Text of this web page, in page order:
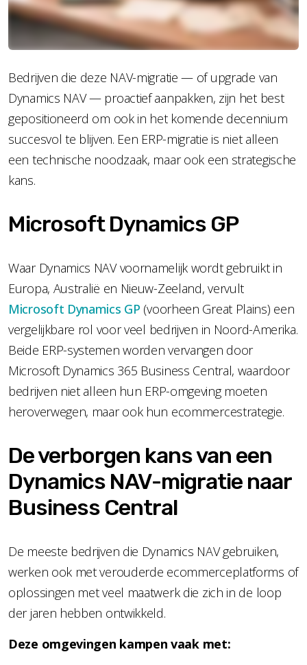
Bedrijven die deze NAV-migratie — of upgrade van
Dynamics NAV — proactief aanpakken, zijn het best
gepositioneerd om ook in het komende decennium
succesvol te blijven. Een ERP-migratie is niet alleen
een technische noodzaak, maar ook een strategische
kans.
Microsoft Dynamics GP
Waar Dynamics NAV voornamelijk wordt gebruikt in
Europa, Australië en Nieuw-Zeeland, vervult
Microsoft Dynamics GP (voorheen Great Plains) een
vergelijkbare rol voor veel bedrijven in Noord-Amerika.
Beide ERP-systemen worden vervangen door
Microsoft Dynamics 365 Business Central, waardoor
bedrijven niet alleen hun ERP-omgeving moeten
heroverwegen, maar ook hun ecommercestrategie.
De verborgen kans van een
Dynamics NAV-migratie naar
Business Central
De meeste bedrijven die Dynamics NAV gebruiken,
werken ook met verouderde ecommerceplatforms of
oplossingen met veel maatwerk die zich in de loop
der jaren hebben ontwikkeld.
Deze omgevingen kampen vaak met: